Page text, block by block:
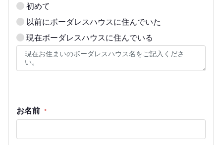
初めて
以前にボーダレスハウスに住んでいた
現在ボーダレスハウスに住んでいる
お名前 *